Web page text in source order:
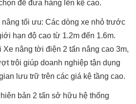
để đưa hàng lên kệ cao.
nâng tối ưu: Các dòng xe nhỏ trước
hạn độ cao từ 1.2m đến 1.6m.
Xe nâng tời điện 2 tấn nâng cao 3m,
trội giúp doanh nghiệp tận dụng
lưu trữ trên các giá kệ tầng cao.
bản 2 tấn sở hữu hệ thống